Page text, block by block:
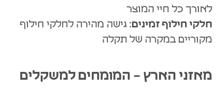
לאורך כל חיי המוצר
חלקי חילוף זמינים: גישה מהירה לחלקי חילוף
מקוריים במקרה של תקלה
מאזני הארץ – המומחים למשקלים